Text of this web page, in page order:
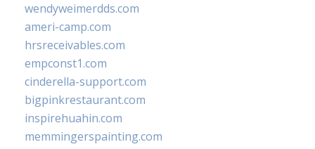
wendyweimerdds.com
ameri-camp.com
hrsreceivables.com
empconst1.com
cinderella-support.com
bigpinkrestaurant.com
inspirehuahin.com
memmingerspainting.com